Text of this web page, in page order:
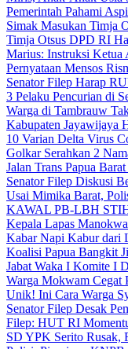
Pemerintah Pahami
Simak Masukan Timja
Timja Otsus DPD RI
Marius: Instruksi
Pernyataan Mensos
Senator Filep Harap
3 Pelaku Pencurian di
Warga di Tambrauw
Kabupaten Jayawijaya
10 Varian Delta Virus
Golkar Serahkan 2
Jalan Trans Papua
Senator Filep Diskusi
Usai Mimika Barat,
KAWAL PB-LBH STIH
Kepala Lapas
Kabar Napi Kabur dari
Koalisi Papua Bangkit
Jabat Waka I Komite I
Warga Mokwam Cegat
Unik! Ini Cara Warga
Senator Filep Desak
Filep: HUT RI
SD YPK Serito Rusak,